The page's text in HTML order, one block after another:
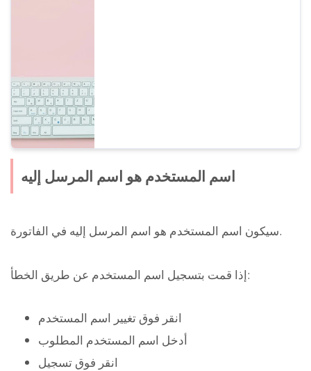
اسم المستخدم هو اسم المرسل إليه
سيكون اسم المستخدم هو اسم المرسل إليه في الفاتورة.
إذا قمت بتسجيل اسم المستخدم عن طريق الخطأ:
انقر فوق تغيير اسم المستخدم
أدخل اسم المستخدم المطلوب
انقر فوق تسجيل